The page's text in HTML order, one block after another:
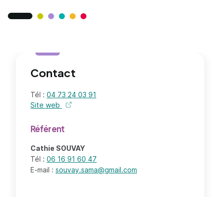
Contact
Tél : 04 73 24 03 91
Site web
de l'organisme - nouvel onglet
Référent
Cathie SOUVAY
Tél : 06 16 91 60 47
E-mail : souvay.sama@gmail.com